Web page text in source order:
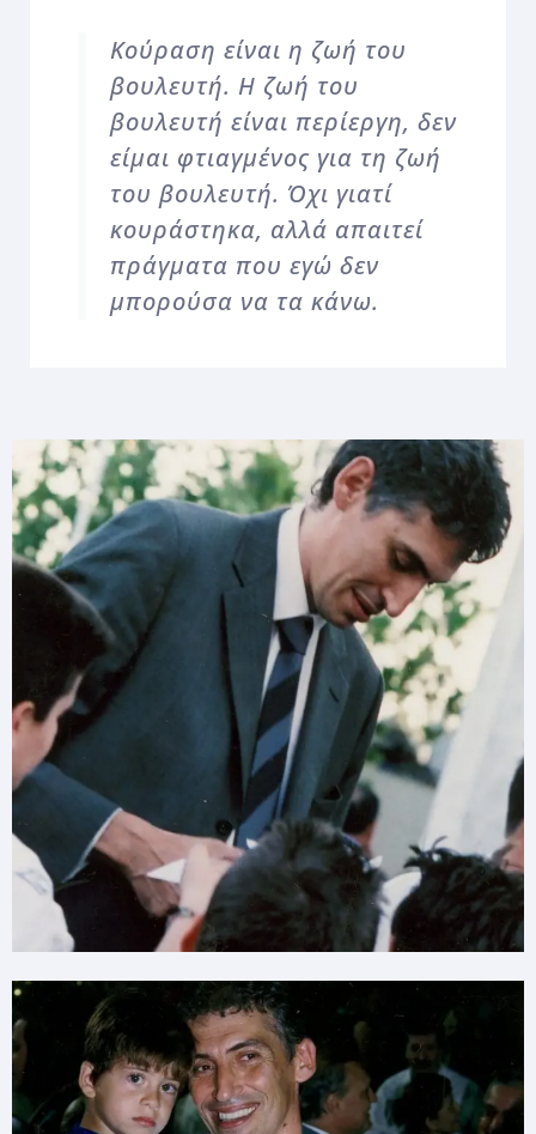
Κούραση είναι η ζωή του
βουλευτή. Η ζωή του
βουλευτή είναι περίεργη, δεν
είμαι φτιαγμένος για τη ζωή
του βουλευτή. Όχι γιατί
κουράστηκα, αλλά απαιτεί
πράγματα που εγώ δεν
μπορούσα να τα κάνω.